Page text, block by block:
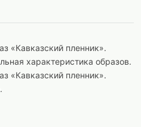
«Кавказский пленник».
характеристика образов.
«Кавказский пленник».